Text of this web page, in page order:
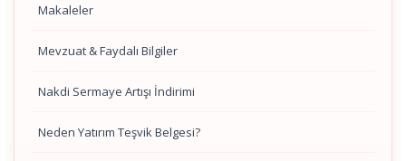
Makaleler
Mevzuat & Faydalı Bilgiler
Nakdi Sermaye Artışı İndirimi
Neden Yatırım Teşvik Belgesi?